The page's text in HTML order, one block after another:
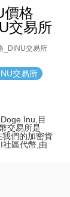
價格
交易所
_DINU交易所
交易所
Inu,目
交易所是
們的加密貨
社區代幣,由